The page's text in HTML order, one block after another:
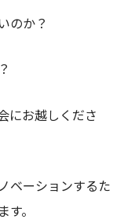
のか？
にお越しくださ
ベーションするた
。